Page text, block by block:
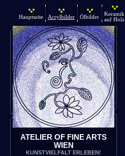
Hauptseite Acrylbilder Ölbilder
Keramik
auf Holz
ATELIER OF FINE ARTS
WIEN
KUNSTVIELFALT ERLEBEN!